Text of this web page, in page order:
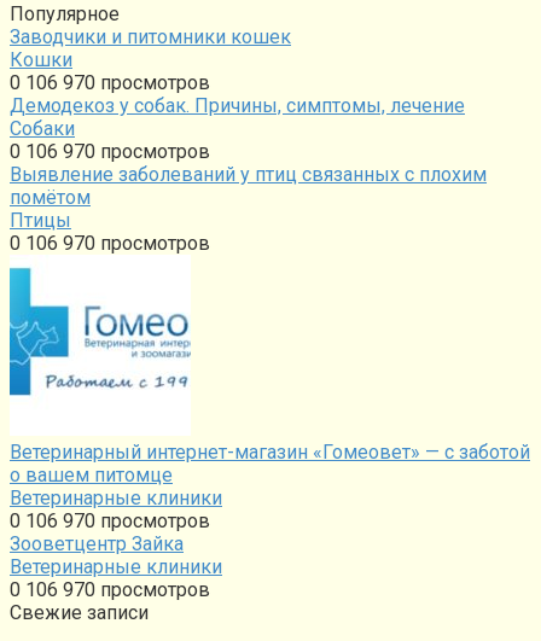
Популярное
Заводчики и питомники кошек
Кошки
0 106 970 просмотров
Демодекоз у собак. Причины, симптомы, лечение
Собаки
0 106 970 просмотров
Выявление заболеваний у птиц связанных с плохим
помётом
Птицы
0 106 970 просмотров
Ветеринарный интернет-магазин «Гомеовет» — с заботой
о вашем питомце
Ветеринарные клиники
0 106 970 просмотров
Зооветцентр Зайка
Ветеринарные клиники
0 106 970 просмотров
Свежие записи